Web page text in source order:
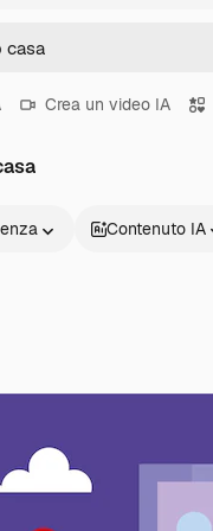
Crea un video IA
Contenuto IA